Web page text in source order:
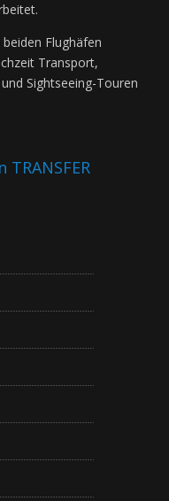
Flughäfen
Transport,
Sightseeing-Touren